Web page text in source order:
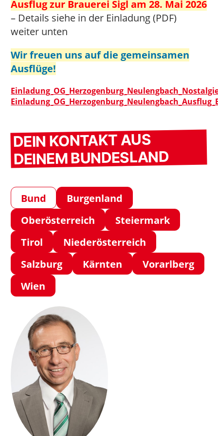
Ausflug zur Brauerei Sigl am 28. Mai 2026
– Details siehe in der Einladung (PDF)
weiter unten
Wir freuen uns auf die gemeinsamen
Ausflüge!
DEIN KONTAKT AUS
DEINEM BUNDESLAND
Bund
Burgenland
Oberösterreich
Steiermark
Tirol
Niederösterreich
Salzburg
Kärnten
Vorarlberg
Wien